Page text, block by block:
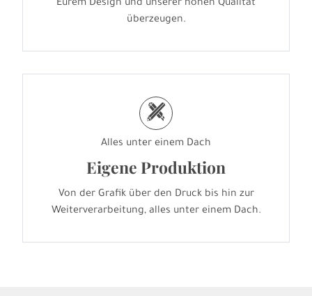
Eurem Design und unserer hohen Qualität
überzeugen.
h
Alles unter einem Dach
Eigene Produktion
Von der Grafik über den Druck bis hin zur
Weiterverarbeitung, alles unter einem Dach.